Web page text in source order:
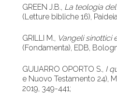
GREEN J.B., La teologia
(Letture bibliche 16),
GRILLI M., Vangeli sinottici
(Fondamenta), EDB,
GUIJARRO OPORTO S., I
e Nuovo Testamento 24),
2019, 349-441;